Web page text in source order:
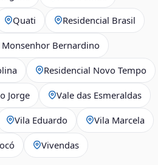
Quati Residencial Brasil
Monsenhor Bernardino
Residencial Novo Tempo
Jorge Vale das Esmeraldas
Vila Eduardo Vila Marcela
Vivendas